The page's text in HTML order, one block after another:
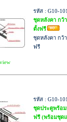
view
รหัส : G10-
ชุดหลังคา กว้
ตั้งฟรี
ชุดหลังคา กว้า
ฟรี
รหัส : G10-
ชุดประตูพร้อม
ฟรี (พร้อมชุด